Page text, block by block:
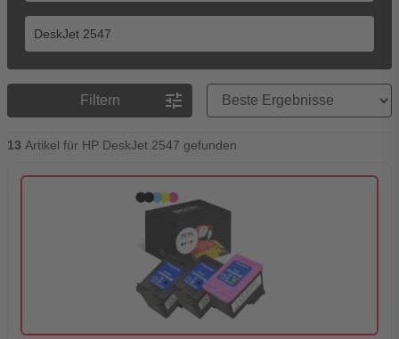
Filtern tune
Preisreihenfolge
13 Artikel für HP DeskJet 2547 gefunden